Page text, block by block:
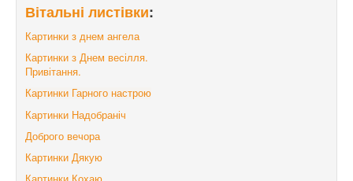
Вітальні листівки:
Картинки з днем ангела
Картинки з Днем весілля.
Привітання.
Картинки Гарного настрою
Картинки Надобраніч
Доброго вечора
Картинки Дякую